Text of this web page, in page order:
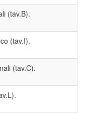
(tav.B).
(tav.I).
(tav.C).